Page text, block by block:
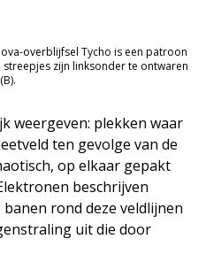
overblijfsel Tycho is een patroon
streepjes zijn linksonder te ontwaren
(B).
weergeven: plekken waar
ten gevolge van de
op elkaar gepakt
beschrijven
rond deze veldlijnen
uit die door